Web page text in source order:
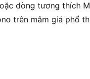
dòng tương thích
trên mâm giá phổ